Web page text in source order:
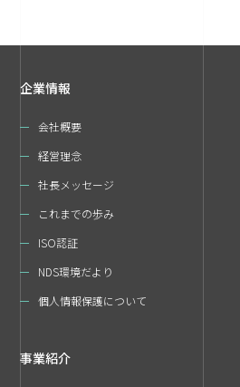
企業情報
会社概要
経営理念
社長メッセージ
これまでの歩み
ISO認証
NDS環境だより
個人情報保護について
事業紹介